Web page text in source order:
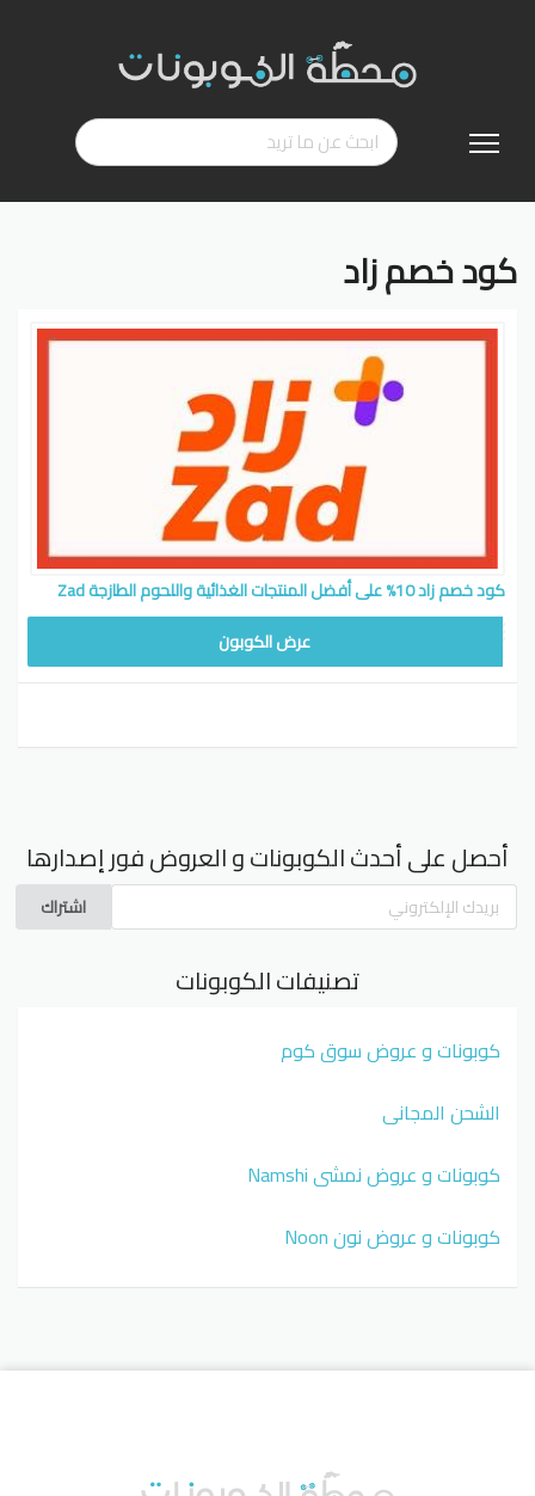
إلى
كود خصم زاد
كود خصم زاد 10% على أفضل المنتجات الغذائية واللحوم الطازجة Zad
عرض الكوبون
أحصل على أحدث الكوبونات و العروض فور إصدارها
اشتراك
تصنيفات الكوبونات
كوبونات و عروض سوق كوم
الشحن المجاني
كوبونات و عروض نمشي Namshi
كوبونات و عروض نون Noon